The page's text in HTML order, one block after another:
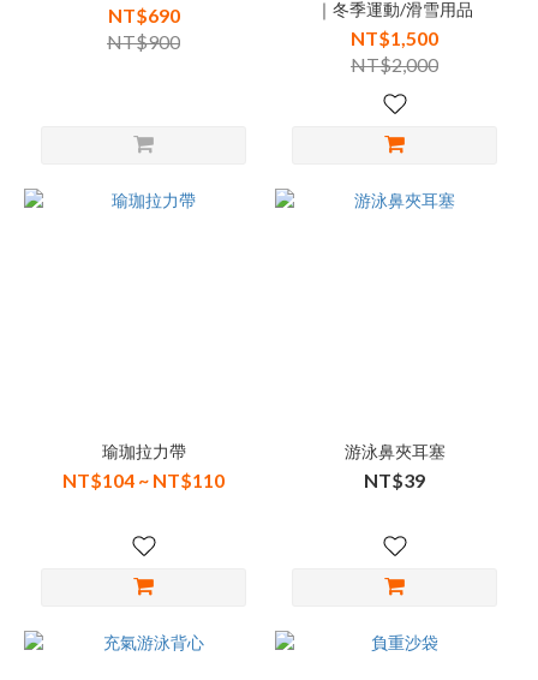
NT$690
NT$900
｜冬季運動/滑雪用品
NT$1,500
NT$2,000
瑜珈拉力帶
NT$104 ~ NT$110
游泳鼻夾耳塞
NT$39